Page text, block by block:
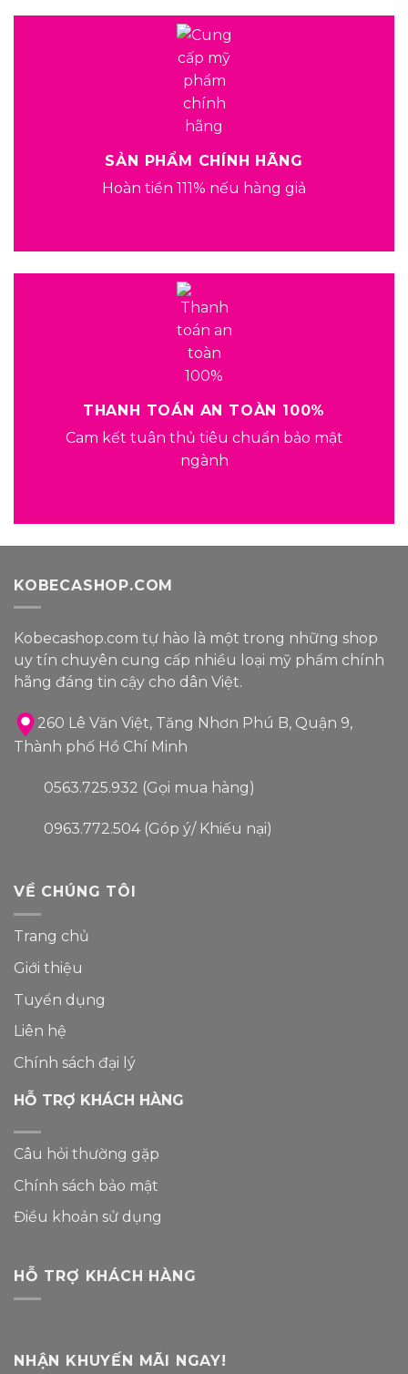
SẢN PHẨM CHÍNH HÃNG
Hoàn tiền 111% nếu hàng giả
THANH TOÁN AN TOÀN 100%
Cam kết tuân thủ tiêu chuẩn bảo mật
ngành
KOBECASHOP.COM
Kobecashop.com tự hào là một trong những shop
uy tín chuyên cung cấp nhiều loại mỹ phẩm chính
hãng đáng tin cậy cho dân Việt.
260 Lê Văn Việt, Tăng Nhơn Phú B, Quận 9,
Thành phố Hồ Chí Minh
0563.725.932 (Gọi mua hàng)
0963.772.504 (Góp ý/ Khiếu nại)
VỀ CHÚNG TÔI
Trang chủ
Giới thiệu
Tuyển dụng
Liên hệ
Chính sách đại lý
HỖ TRỢ KHÁCH HÀNG
Câu hỏi thường gặp
Chính sách bảo mật
Điều khoản sử dụng
HỖ TRỢ KHÁCH HÀNG
NHẬN KHUYẾN MÃI NGAY!